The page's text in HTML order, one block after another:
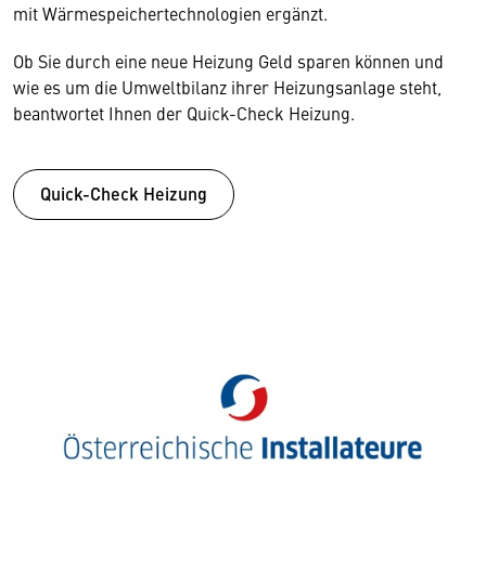
mit Wärmespeichertechnologien ergänzt.
Ob Sie durch eine neue Heizung Geld sparen können und
wie es um die Umweltbilanz ihrer Heizungsanlage steht,
beantwortet Ihnen der Quick-Check Heizung.
Quick-Check Heizung